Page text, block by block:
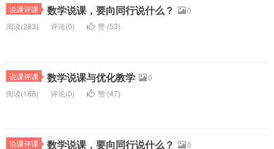
说课评课 数学说课，要向同行说什么？
0
阅读(283) 评论(0) 赞 (53)
说课评课 数学说课与优化教学
0
阅读(188) 评论(0) 赞 (47)
说课评课 数学说课，要向同行说什么？
0